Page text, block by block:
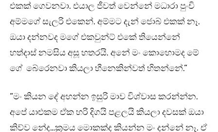
එකක් ගෙවනවා. එයාල ජීවත් වෙන්නේ මධාරා පුංචි
අම්මගේ සැලරි එකෙන්. අම්මට දැන් ජොබ් එකක් නෑ.
ඔයා දන්නවද මගේ එකවුන්ට් එකේ තියෙන්නේ
හත්දාස් නමසිය අසූ හතරයි. අනේ මං කොහොමද මේ
ගේ බේරෙනවා කියලා හීනෙකින්වත් හිතන්නේ.”
“මං කියන දේ අහන්න ඉසුරි මාව විශ්වාස කරන්න්න.
අපේ යාළුකම ඒක හරි දිගයි පළලයි කියලා දවසක් ඔයා
කිව්ව නේද…ක්‍රමය මොකක්ද කියන්න මං දන්නේ නෑ. ඒ